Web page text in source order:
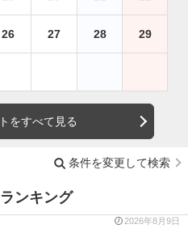
26 27 28 29
をすべて見る
条件を変更して検索
ンキング
2026年8月9日